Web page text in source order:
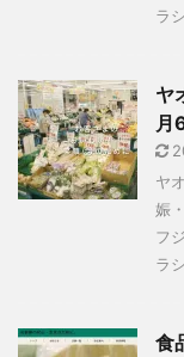
ラ
ヤ
月
ヤ
娠
フ
ラ
食